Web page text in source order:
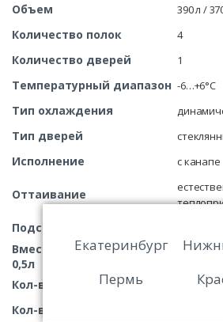
Объем 390 л /
Количество полок 4
Количество дверей 1
Температурный диапазон -6…+6°С
Тип охлаждения
Тип дверей
Исполнение с канапе
Оттаивание
Подсветка
Вместимость бутылок
0,5л
Кол-во бутылок в глубину
Кол-во бутылок в длину
Екатеринбург
Пермь